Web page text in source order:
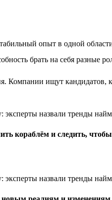
опыт в одной
брать на себя разные
ищут кандидатов,
кораблём и следить,